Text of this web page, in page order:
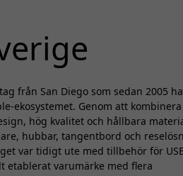
från San Diego som sedan 2005
ekosystemet. Genom att
hög kvalitet och hållbara
hubbar, tangentbord och
var tidigt ute med tillbehör för
etablerat varumärke med flera